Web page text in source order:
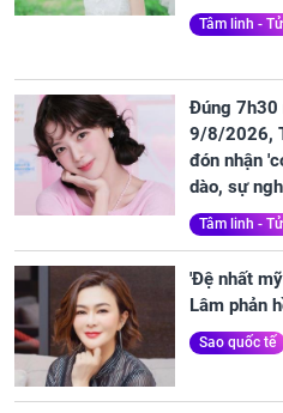
Tâm linh -
Đúng 7h30
9/8/2026,
đón nhận
dào, sự
Tâm linh -
'Đệ nhất
Lâm phản
Sao quốc tế